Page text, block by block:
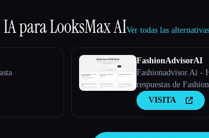
paraLooksMax AIVer todas las
FashionAdvisorAI
Fashionadvisor.Ai -
respuestas de
VISITA